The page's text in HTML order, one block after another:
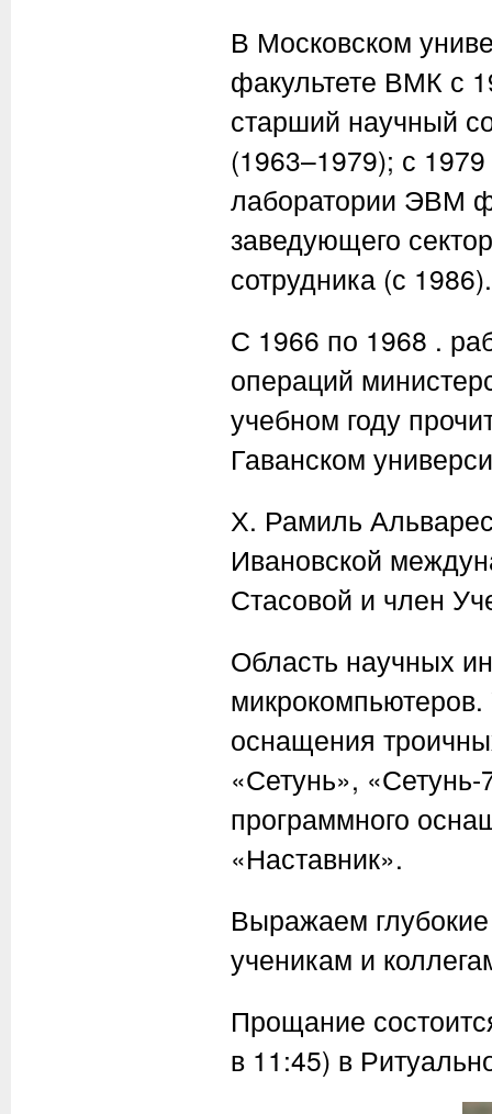
В Московском
факультете ВМК с
старший научный
(1963–1979); с
лаборатории ЭВМ
заведующего
сотрудника (с 1986).
С 1966 по 1968 .
операций
учебном году
Гаванском
Х. Рамиль
Ивановской
Стасовой и член
Область научных
микрокомпьютеров.
оснащения
«Сетунь», «Сетунь-
программного
«Наставник».
Выражаем
ученикам и
Прощание
в 11:45) в